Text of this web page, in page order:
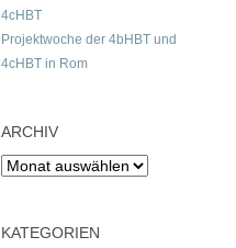
4cHBT
Projektwoche der 4bHBT und
4cHBT in Rom
ARCHIV
Archiv
KATEGORIEN